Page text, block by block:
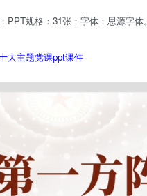
规格：31张；字体：思源字体。
大主题党课ppt课件